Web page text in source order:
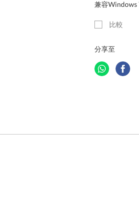
兼容Windows
比較
分享至